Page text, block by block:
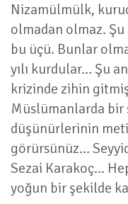
Nizamülmülk,
olmadan olmaz. Şu
bu üçü. Bunlar
yılı kurdular… Şu
krizinde zihin
Müslümanlarda bir
düşünürlerinin
görürsünüz…
Sezai Karakoç…
yoğun bir şekilde